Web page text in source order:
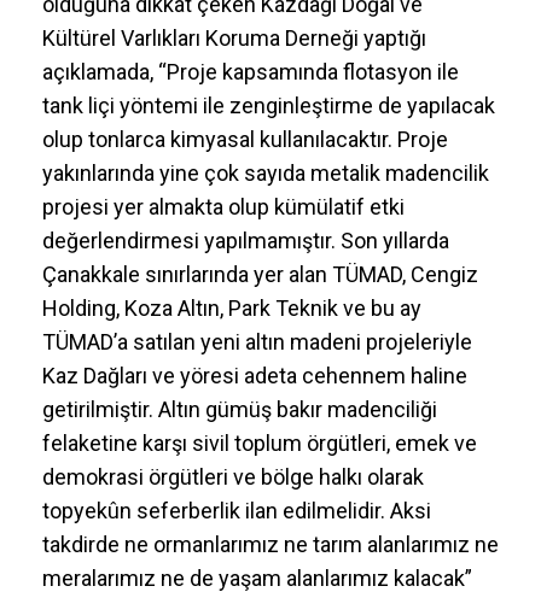
Ayrıca çıkarılan cevherler de yine siyanürün
kullanıldığı tank liçi yöntemleriyle dore külçeler
haline getirilecek.
‘YAŞAM KALMAYACAK’
Kaz Dağları ve çevresinde birçok altın madeni
olduğuna dikkat çeken Kazdağı Doğal ve
Kültürel Varlıkları Koruma Derneği yaptığı
açıklamada, “Proje kapsamında flotasyon ile
tank liçi yöntemi ile zenginleştirme de yapılacak
olup tonlarca kimyasal kullanılacaktır. Proje
yakınlarında yine çok sayıda metalik madencilik
projesi yer almakta olup kümülatif etki
değerlendirmesi yapılmamıştır. Son yıllarda
Çanakkale sınırlarında yer alan TÜMAD, Cengiz
Holding, Koza Altın, Park Teknik ve bu ay
TÜMAD’a satılan yeni altın madeni projeleriyle